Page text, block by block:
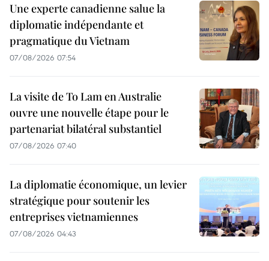
Une experte canadienne salue la
diplomatie indépendante et
pragmatique du Vietnam
07/08/2026 07:54
La visite de To Lam en Australie
ouvre une nouvelle étape pour le
partenariat bilatéral substantiel
07/08/2026 07:40
La diplomatie économique, un levier
stratégique pour soutenir les
entreprises vietnamiennes
07/08/2026 04:43